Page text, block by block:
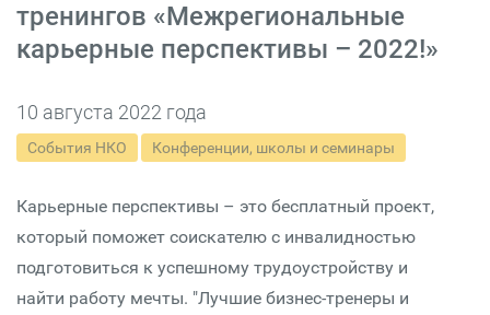
тренингов «Межрегиональные
карьерные перспективы – 2022!»
10 августа 2022 года
События НКО Конференции, школы и семинары
Карьерные перспективы – это бесплатный проект,
который поможет соискателю с инвалидностью
подготовиться к успешному трудоустройству и
найти работу мечты. "Лучшие бизнес-тренеры и